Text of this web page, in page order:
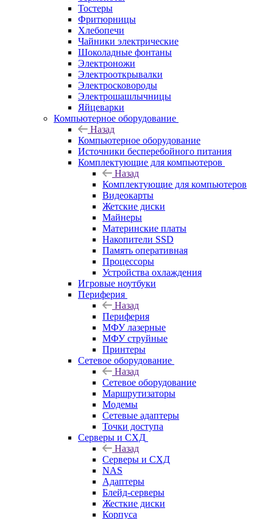
Тостеры
Фритюрницы
Хлебопечи
Чайники электрические
Шоколадные фонтаны
Электроножи
Электрооткрывалки
Электросковороды
Электрошашлычницы
Яйцеварки
Компьютерное оборудование
Назад
Компьютерное оборудование
Источники бесперебойного питания
Комплектующие для компьютеров
Назад
Комплектующие для компьютеров
Видеокарты
Жетские диски
Майнеры
Материнские платы
Накопители SSD
Память оперативная
Процессоры
Устройства охлаждения
Игровые ноутбуки
Периферия
Назад
Периферия
МФУ лазерные
МФУ струйные
Принтеры
Сетевое оборудование
Назад
Сетевое оборудование
Маршрутизаторы
Модемы
Сетевые адаптеры
Точки доступа
Серверы и СХД
Назад
Серверы и СХД
NAS
Адаптеры
Блейд-серверы
Жесткие диски
Корпуса